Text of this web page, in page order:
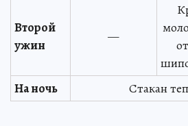
Второй
ужин
—
На ночь Стакан